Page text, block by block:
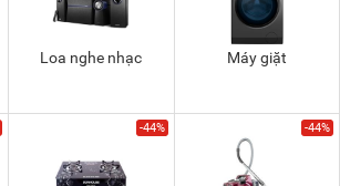
Loa nghe nhạc Máy giặt
-44% -44%